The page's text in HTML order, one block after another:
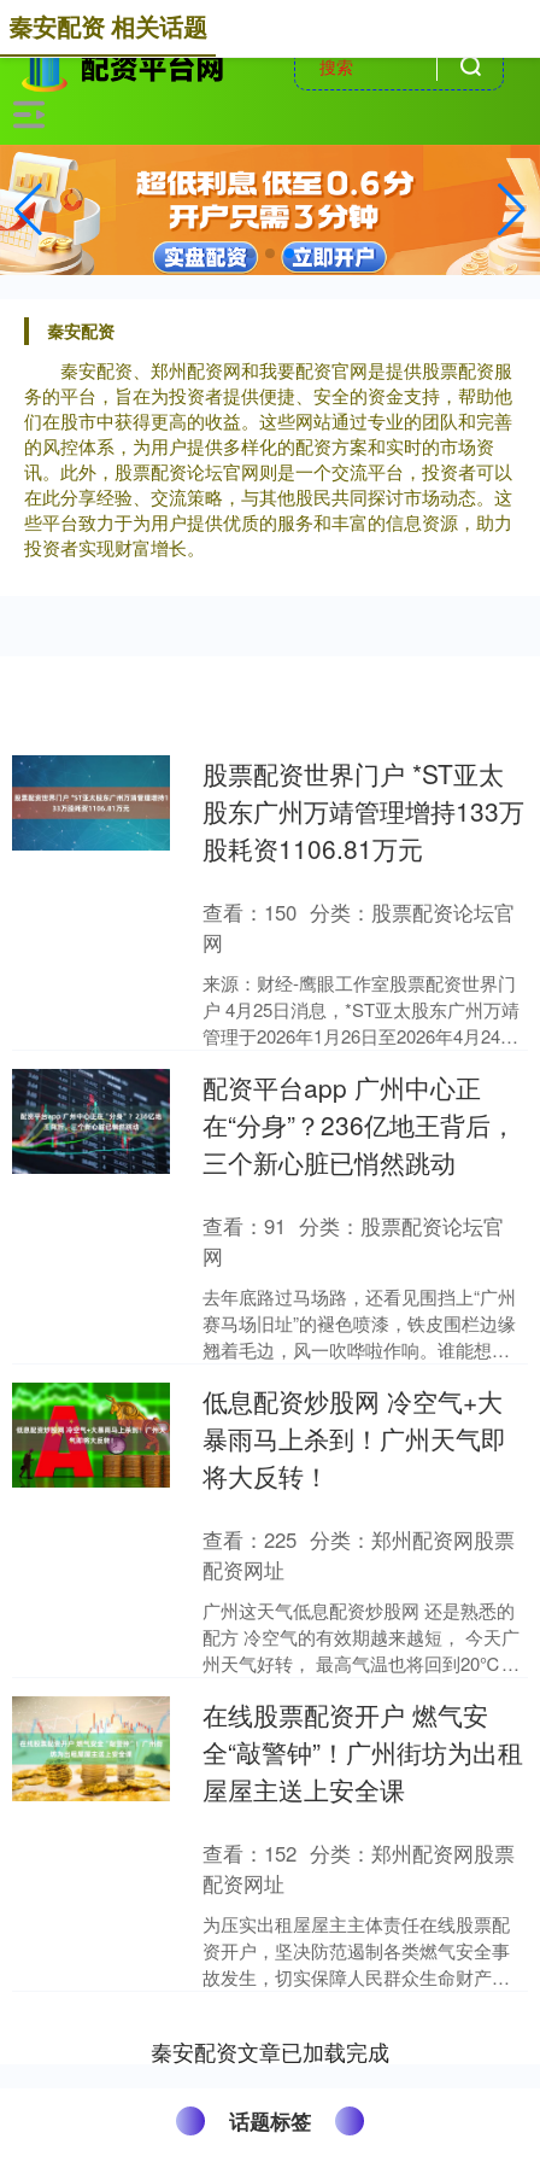
-->
秦安配资
秦安配资、郑州配资网和我要配资官网是提供股票配资服
务的平台，旨在为投资者提供便捷、安全的资金支持，帮助他
们在股市中获得更高的收益。这些网站通过专业的团队和完善
的风控体系，为用户提供多样化的配资方案和实时的市场资
讯。此外，股票配资论坛官网则是一个交流平台，投资者可以
在此分享经验、交流策略，与其他股民共同探讨市场动态。这
些平台致力于为用户提供优质的服务和丰富的信息资源，助力
投资者实现财富增长。
秦安配资 相关话题
股票配资世界门户 *ST亚太
股东广州万靖管理增持133万
股耗资1106.81万元
查看： 150 分类： 股票配资论坛官
网
来源：财经-鹰眼工作室股票配资世界门
户 4月25日消息，*ST亚太股东广州万靖
管理于2026年1月26日至2026年4月24
配资平台app 广州中心正
在“分身”？236亿地王背后，
三个新心脏已悄然跳动
查看：91 分类： 股票配资论坛官
网
去年底路过马场路，还看见围挡上“广州
赛马场旧址”的褪色喷漆，铁皮围栏边缘
翘着毛边，风一吹哗啦作响。谁能想
月底一场土拍直接烧穿....
低息配资炒股网 冷空气+大
暴雨马上杀到！广州天气即
将大反转！
查看：225 分类：郑州配资网股票
配资网址
广州这天气低息配资炒股网 还是熟悉的
配方 冷空气的有效期越来越短， 今天广
州天气好转， 最高气温也将回到20℃以
温又会明显....
在线股票配资开户 燃气安
全“敲警钟”！广州街坊为出租
屋屋主送上安全课
查看： 152 分类：郑州配资网股票
配资网址
为压实出租屋屋主主体责任在线股票配
资开户，坚决防范遏制各类燃气安全事
故发生，切实保障人民群众生命财产安
秦安配资文章已加载完成
话题标签